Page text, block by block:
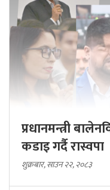
प्रधानमन्त्री
कडाइ गर्दै रास्वपा
शुक्रबार, साउन २२, २०८३